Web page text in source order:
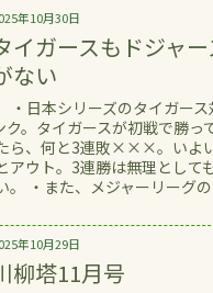
年10月30日
イガースもドジャ
ない
・日本シリーズのタイガース
ク。タイガースが初戦で勝っ
ら、何と3連敗×××。いよ
アウト。3連勝は無理として
。 ・また、メジャーリーグ
年10月29日
柳塔11月号